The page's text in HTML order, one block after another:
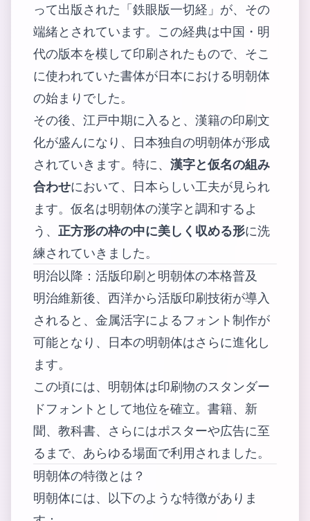
って出版された「鉄眼版一切経」が、その
端緒とされています。この経典は中国・明
代の版本を模して印刷されたもので、そこ
に使われていた書体が日本における明朝体
の始まりでした。
その後、江戸中期に入ると、漢籍の印刷文
化が盛んになり、日本独自の明朝体が形成
されていきます。特に、 漢字と仮名の組み
合わせにおいて、日本らしい工夫が見られ
ます。仮名は明朝体の漢字と調和するよ
う、 正方形の枠の中に美しく収める形に洗
練されていきました。
明治以降：活版印刷と明朝体の本格普及
明治維新後、西洋から活版印刷技術が導入
されると、金属活字によるフォント制作が
可能となり、日本の明朝体はさらに進化し
ます。
この頃には、明朝体は印刷物のスタンダー
ドフォントとして地位を確立。書籍、新
聞、教科書、さらにはポスターや広告に至
るまで、あらゆる場面で利用されました。
明朝体の特徴とは？
明朝体には、以下のような特徴がありま